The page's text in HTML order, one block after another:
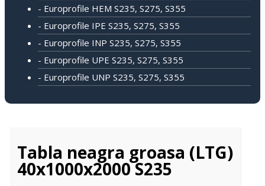
- Europrofile HEM S235, S275, S355
- Europrofile IPE S235, S275, S355
- Europrofile INP S235, S275, S355
- Europrofile UPE S235, S275, S355
- Europrofile UNP S235, S275, S355
Tabla neagra groasa (LTG)
40x1000x2000 S235